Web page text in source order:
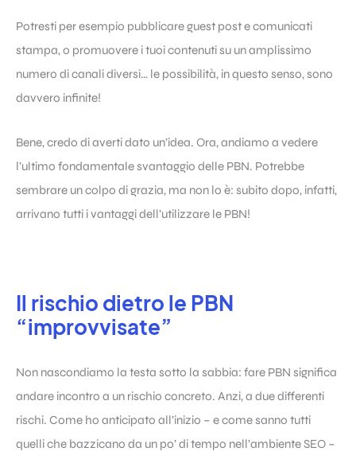
Potresti per esempio pubblicare guest post e comunicati
stampa, o promuovere i tuoi contenuti su un amplissimo
numero di canali diversi… le possibilità, in questo senso, sono
davvero infinite!
Bene, credo di averti dato un’idea. Ora, andiamo a vedere
l’ultimo fondamentale svantaggio delle PBN. Potrebbe
sembrare un colpo di grazia, ma non lo è: subito dopo, infatti,
arrivano tutti i vantaggi dell’utilizzare le PBN!
Il rischio dietro le PBN
“improvvisate”
Non nascondiamo la testa sotto la sabbia: fare PBN significa
andare incontro a un rischio concreto. Anzi, a due differenti
rischi. Come ho anticipato all’inizio – e come sanno tutti
quelli che bazzicano da un po’ di tempo nell’ambiente SEO –